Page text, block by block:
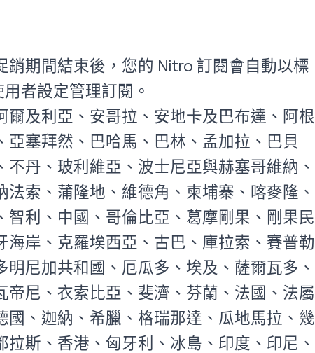
期間結束後，您的 Nitro 訂閱會自動以標
者設定管理訂閱。
及利亞、安哥拉、安地卡及巴布達、阿根
塞拜然、巴哈馬、巴林、孟加拉、巴貝
丹、玻利維亞、波士尼亞與赫塞哥維納、
索、蒲隆地、維德角、柬埔寨、喀麥隆、
利、中國、哥倫比亞、葛摩剛果、剛果民
岸、克羅埃西亞、古巴、庫拉索、賽普勒
尼加共和國、厄瓜多、埃及、薩爾瓦多、
尼、衣索比亞、斐濟、芬蘭、法國、法屬
、迦納、希臘、格瑞那達、瓜地馬拉、幾
斯、香港、匈牙利、冰島、印度、印尼、